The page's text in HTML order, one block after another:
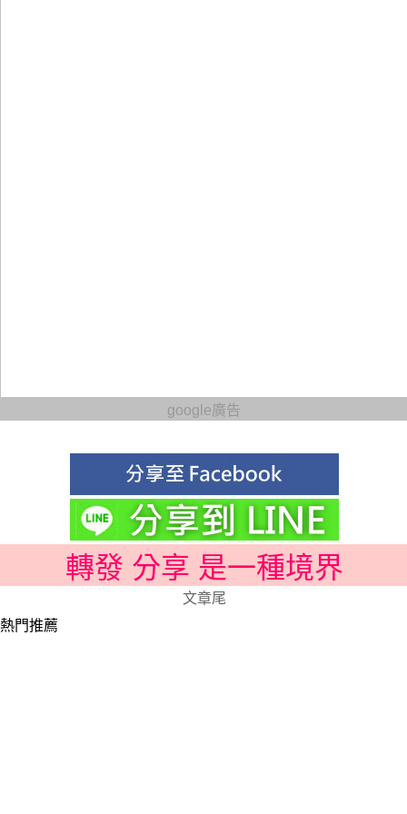
google廣告
轉發 分享 是一種境界
文章尾
熱門推薦